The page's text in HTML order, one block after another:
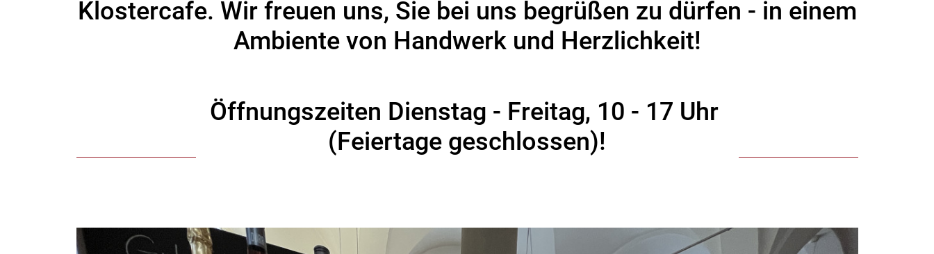
Klostercafe. Wir freuen uns, Sie bei uns begrüßen zu dürfen - in einem
Ambiente von Handwerk und Herzlichkeit!
Öffnungszeiten Dienstag - Freitag, 10 - 17 Uhr
(Feiertage geschlossen)!